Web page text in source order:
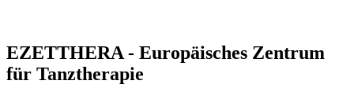
EZETTHERA - Europäisches Zentrum
für Tanztherapie